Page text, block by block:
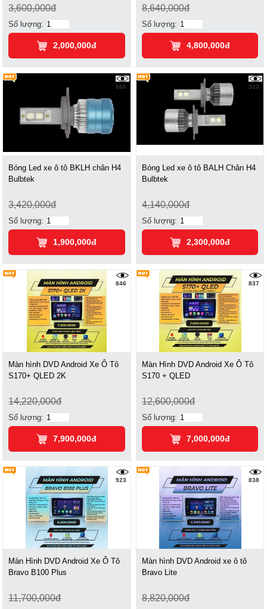
3,600,000đ
Số lượng:
2,000,000đ
8,640,000đ
Số lượng:
4,800,000đ
865
Bóng Led xe ô tô BKLH chân H4
Bulbtek
3,420,000đ
Số lượng:
1,900,000đ
923
Bóng Led xe ô tô BALH Chân H4
Bulbtek
4,140,000đ
Số lượng:
2,300,000đ
846
Màn hình DVD Android Xe Ô Tô
S170+ QLED 2K
14,220,000đ
Số lượng:
7,900,000đ
837
Màn Hình DVD Android Xe Ô Tô
S170 + QLED
12,600,000đ
Số lượng:
7,000,000đ
923
Màn Hình DVD Android Xe Ô Tô
Bravo B100 Plus
11,700,000đ
838
Màn hình DVD Android xe ô tô
Bravo Lite
8,820,000đ